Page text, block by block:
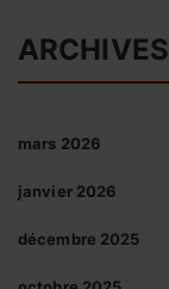
ARCHIVES
mars 2026
janvier 2026
décembre 2025